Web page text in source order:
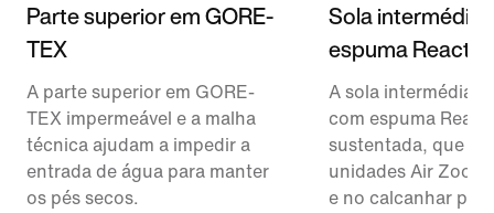
Parte superior em GORE-
TEX
A parte superior em GORE-
TEX impermeável e a malha
técnica ajudam a impedir a
entrada de água para manter
os pés secos.
Sola intermédia
espuma ReactX
A sola intermédia é
com espuma
sustentada, que
unidades Air Zoom
e no calcanhar